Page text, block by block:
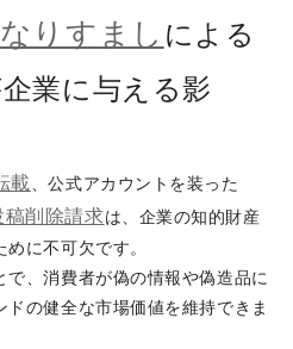
なりすまし による
業に与える影
載
、公式アカウントを装った
稿削除請求は、企業の知的財産
に不可欠です。
で、消費者が偽の情報や偽造品に
の健全な市場価値を維持できま